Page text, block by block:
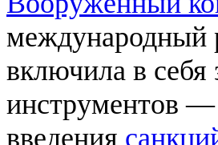
международный
включила в себя
инструментов
введения